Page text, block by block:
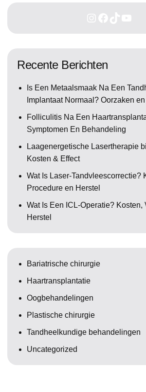
Recente Berichten
Is Een Metaalsmaak Na Een
Implantaat Normaal? Oorzaken
Folliculitis Na Een
Symptomen En Behandeling
Laagenergetische Lasertherapie
Kosten & Effect
Wat Is Laser-Tandvleescorrectie?
Procedure en Herstel
Wat Is Een ICL-Operatie? Kosten,
Herstel
Bariatrische chirurgie
Haartransplantatie
Oogbehandelingen
Plastische chirurgie
Tandheelkundige behandelingen
Uncategorized